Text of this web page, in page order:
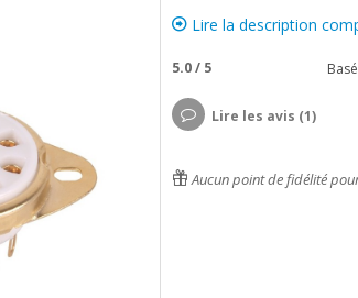
Lire la description
5.0/ 5
Lire les avis (1)
Aucun point de fidélité